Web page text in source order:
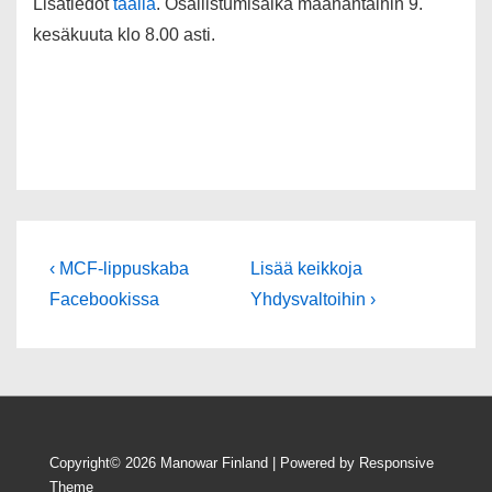
Lisätiedottäällä. Osallistumisaika maanantaihin 9.
kesäkuuta klo 8.00 asti.
Artikkelien
selaus
Edellinen
‹ MCF-lippuskaba
Facebookissa
Seuraava
artikkeli
Lisää keikkoja
Yhdysvaltoihin ›
Copyright© 2026 Manowar Finland | Powered by Responsive
Theme